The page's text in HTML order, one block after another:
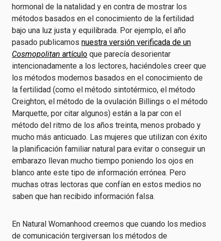
hormonal de la natalidad y en contra de mostrar los
métodos basados en el conocimiento de la fertilidad
bajo una luz justa y equilibrada. Por ejemplo, el año
pasado publicamos nuestra versión verificada de un
Cosmopolitan artículo que parecía desorientar
intencionadamente a los lectores, haciéndoles creer que
los métodos modernos basados en el conocimiento de
la fertilidad (como el método sintotérmico, el método
Creighton, el método de la ovulación Billings o el método
Marquette, por citar algunos) están a la par con el
método del ritmo de los años treinta, menos probado y
mucho más anticuado. Las mujeres que utilizan con éxito
la planificación familiar natural para evitar o conseguir un
embarazo llevan mucho tiempo poniendo los ojos en
blanco ante este tipo de información errónea. Pero
muchas otras lectoras que confían en estos medios no
saben que han recibido información falsa.
En Natural Womanhood creemos que cuando los medios
de comunicación tergiversan los métodos de